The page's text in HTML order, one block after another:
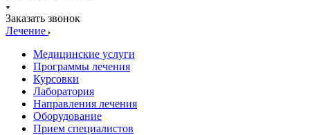
Заказать звонок
Лечение
Медицинские услуги
Программы лечения
Курсовки
Лаборатория
Направления лечения
Оборудование
Прием специалистов